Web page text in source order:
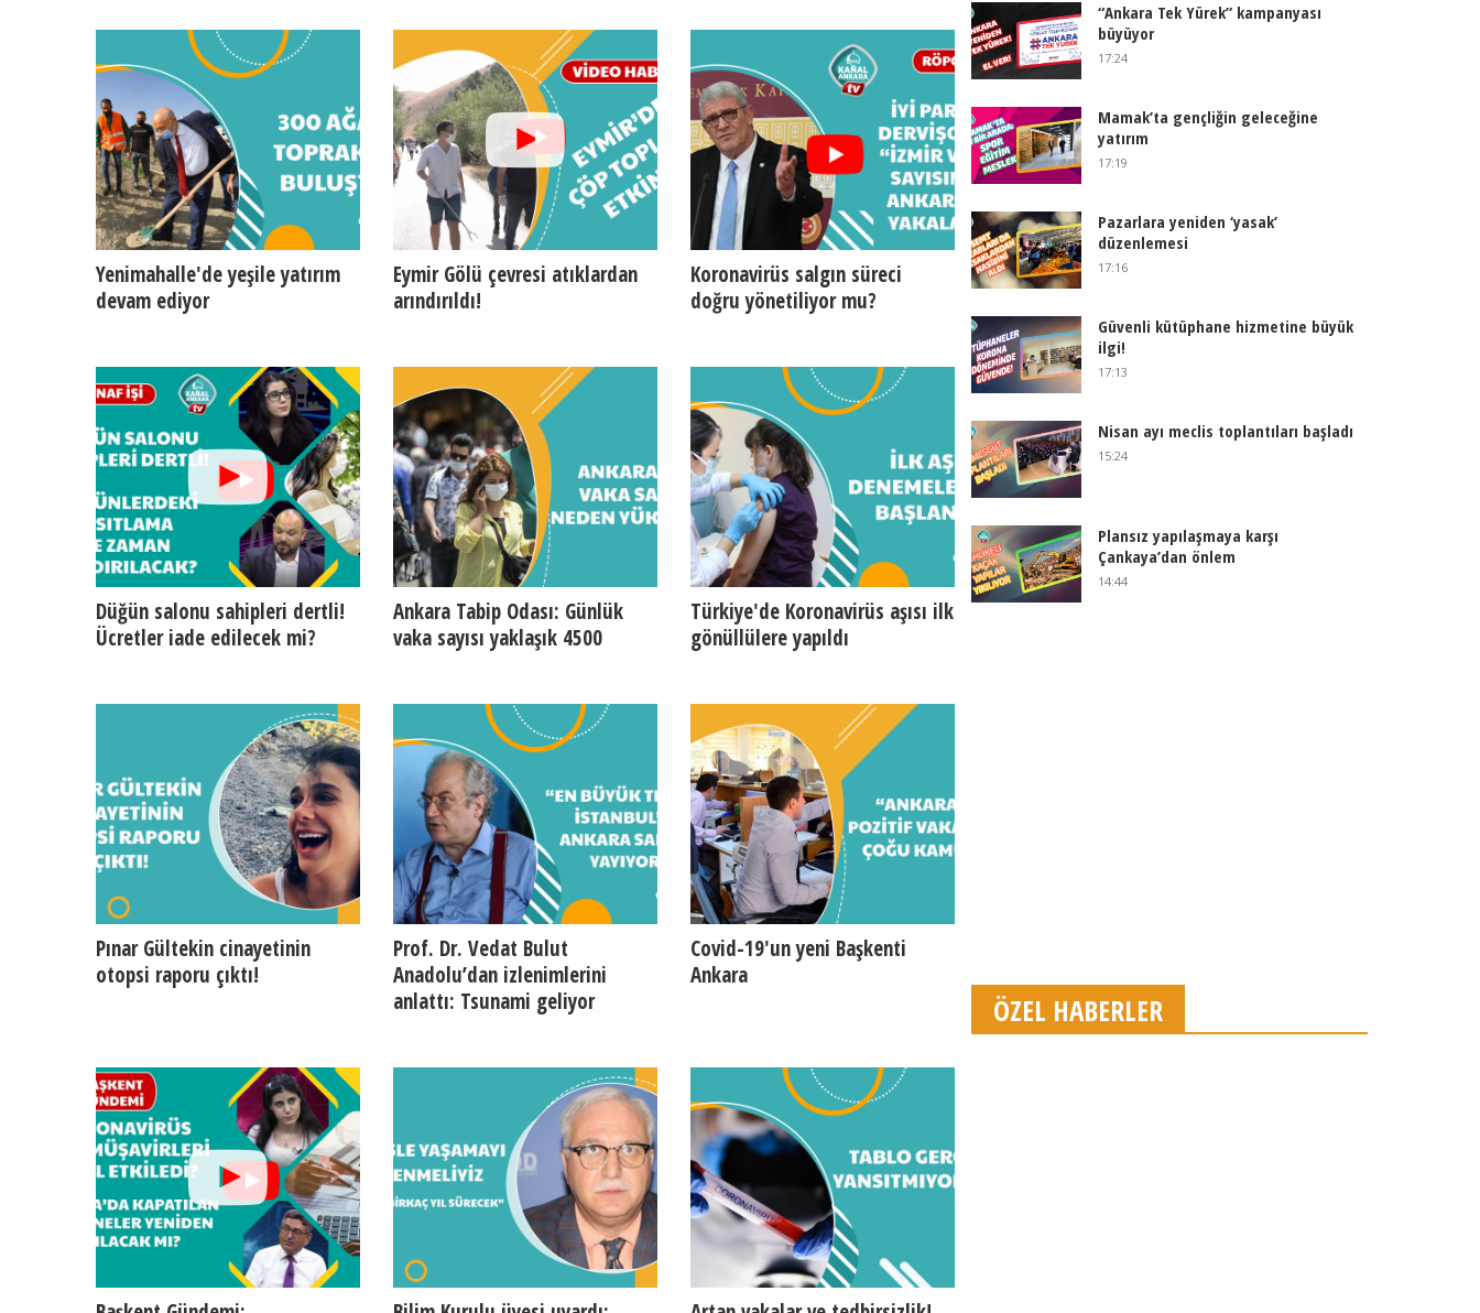
Yenimahalle'de yeşile yatırım
devam ediyor
Eymir Gölü çevresi atıklardan
arındırıldı!
Koronavirüs salgın süreci
doğru yönetiliyor mu?
Düğün salonu sahipleri dertli!
Ücretler iade edilecek mi?
Ankara Tabip Odası: Günlük
vaka sayısı yaklaşık 4500
Türkiye'de Koronavirüs aşısı ilk
gönüllülere yapıldı
Pınar Gültekin cinayetinin
otopsi raporu çıktı!
Prof. Dr. Vedat Bulut
Anadolu’dan izlenimlerini
anlattı: Tsunami geliyor
Covid-19'un yeni Başkenti
Ankara
“Ankara Tek Yürek” kampanyası
büyüyor
17:24
Mamak’ta gençliğin geleceğine
yatırım
17:19
Pazarlara yeniden ‘yasak’
düzenlemesi
17:16
Güvenli kütüphane hizmetine büyük
ilgi!
17:13
Nisan ayı meclis toplantıları başladı
15:24
Plansız yapılaşmaya karşı
Çankaya’dan önlem
14:44
ÖZEL HABERLER